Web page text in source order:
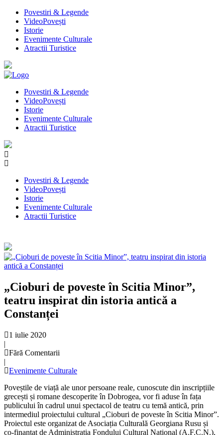
Povestiri & Legende
VideoPovești
Istorie
Evenimente Culturale
Atractii Turistice
Povestiri & Legende
VideoPovești
Istorie
Evenimente Culturale
Atractii Turistice
Povestiri & Legende
VideoPovești
Istorie
Evenimente Culturale
Atractii Turistice
„Cioburi de poveste în Scitia Minor”,
teatru inspirat din istoria antică a
Constanței
1 iulie 2020
|
Fără Comentarii
|
Evenimente Culturale
Poveștile de viață ale unor persoane reale, cunoscute din inscripțiile
grecești și romane descoperite în Dobrogea, vor fi aduse în fața
publicului în cadrul unui spectacol de teatru cu temă antică, prin
intermediul proiectului cultural „Cioburi de poveste în Scitia Minor”.
Proiectul este organizat de Asociația Culturală Georgiana Rusu și
co-finanțat de Administrația Fondului Cultural Național (A.F.C.N.),